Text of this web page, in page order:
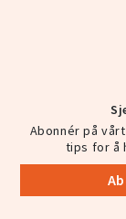
Abonnér på
tips for å